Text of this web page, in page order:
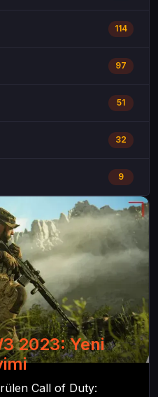
114
97
51
32
9
2023: Yeni
Call of Duty: